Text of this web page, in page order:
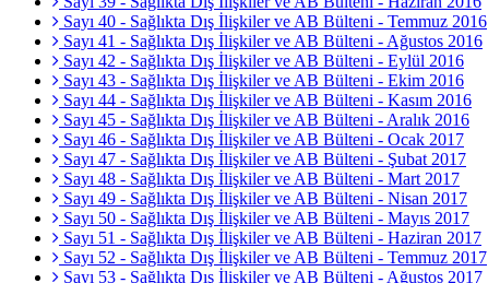
Sayı 40 - Sağlıkta Dış İlişkiler ve AB Bülteni - Temmuz 2016
Sayı 41 - Sağlıkta Dış İlişkiler ve AB Bülteni - Ağustos 2016
Sayı 42 - Sağlıkta Dış İlişkiler ve AB Bülteni - Eylül 2016
Sayı 43 - Sağlıkta Dış İlişkiler ve AB Bülteni - Ekim 2016
Sayı 44 - Sağlıkta Dış İlişkiler ve AB Bülteni - Kasım 2016
Sayı 45 - Sağlıkta Dış İlişkiler ve AB Bülteni - Aralık 2016
Sayı 46 - Sağlıkta Dış İlişkiler ve AB Bülteni - Ocak 2017
Sayı 47 - Sağlıkta Dış İlişkiler ve AB Bülteni - Şubat 2017
Sayı 48 - Sağlıkta Dış İlişkiler ve AB Bülteni - Mart 2017
Sayı 49 - Sağlıkta Dış İlişkiler ve AB Bülteni - Nisan 2017
Sayı 50 - Sağlıkta Dış İlişkiler ve AB Bülteni - Mayıs 2017
Sayı 51 - Sağlıkta Dış İlişkiler ve AB Bülteni - Haziran 2017
Sayı 52 - Sağlıkta Dış İlişkiler ve AB Bülteni - Temmuz 2017
Sayı 53 - Sağlıkta Dış İlişkiler ve AB Bülteni - Ağustos 2017